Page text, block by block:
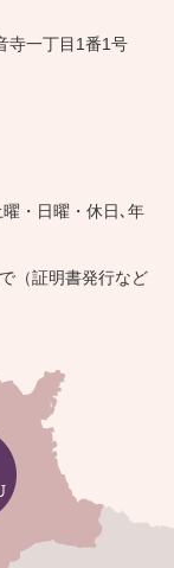
寺一丁目1番1号
・日曜・休日､年
（証明書発行など